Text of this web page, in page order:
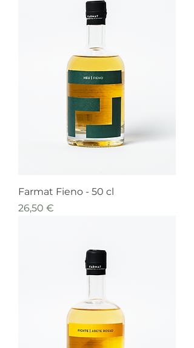
Farmat Fieno - 50 cl
Prezzo
26,50 €